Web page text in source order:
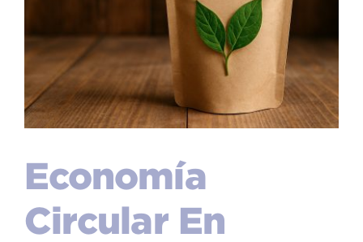
Economía
Circular En